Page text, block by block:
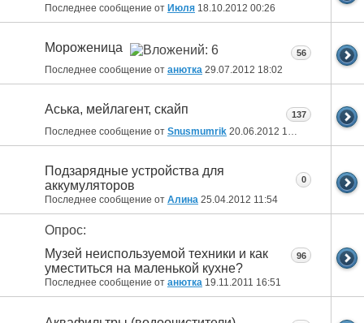
Последнее сообщение от Июля 18.10.2012 00:26
Мороженица
Последнее сообщение от анютка 29.07.2012 18:02
56
Aська, мейлагент, скайп
Последнее сообщение от Snusmumrik 20.06.2012 16:19
137
Подзарядные устройства для
аккумуляторов
Последнее сообщение от Алина 25.04.2012 11:54
0
Опрос:
Музей неиспользуемой техники и как
уместиться на маленькой кухне?
Последнее сообщение от анютка 19.11.2011 16:51
96